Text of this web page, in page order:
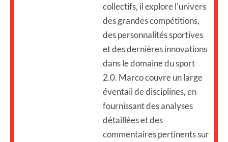
collectifs, il explore l'univers
des grandes compétitions,
des personnalités sportives
et des dernières innovations
dans le domaine du sport
2.0. Marco couvre un large
éventail de disciplines, en
fournissant des analyses
détaillées et des
commentaires pertinents sur